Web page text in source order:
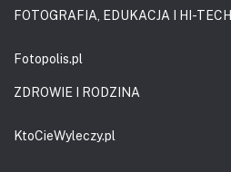
FOTOGRAFIA, EDUKACJA I HI-TECH
Fotopolis.pl
ZDROWIE I RODZINA
KtoCieWyleczy.pl